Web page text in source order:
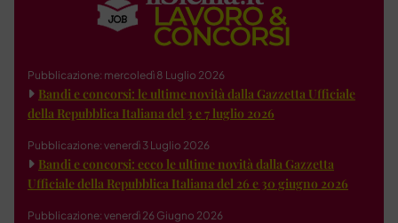
Pubblicazione: mercoledì 8 Luglio 2026
Bandi e concorsi: le ultime novità dalla Gazzetta Ufficiale
della Repubblica Italiana del 3 e 7 luglio 2026
Pubblicazione: venerdì 3 Luglio 2026
Bandi e concorsi: ecco le ultime novità dalla Gazzetta
Ufficiale della Repubblica Italiana del 26 e 30 giugno 2026
Pubblicazione: venerdì 26 Giugno 2026